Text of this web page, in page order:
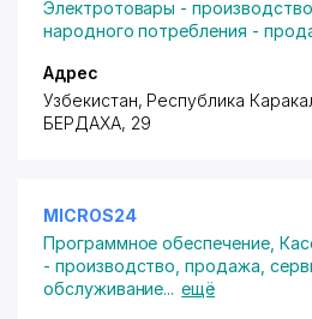
Электротовары -
народного потребления -
Адрес
Узбекистан, Республика
БЕРДАХА, 29
MICROS24
Программное обеспечение,
- производство, продажа,
обслуживание... ещё